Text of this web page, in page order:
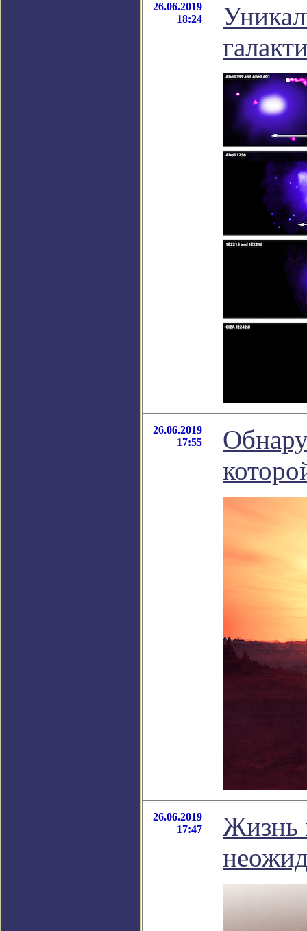
26.06.2019
18:24
26.06.2019
17:55
26.06.2019
17:47
Жизнь